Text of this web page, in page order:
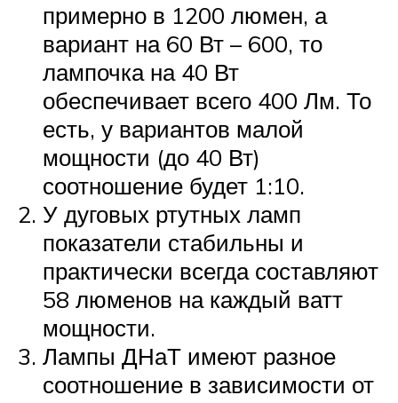
примерно в 1200 люмен, а
вариант на 60 Вт – 600, то
лампочка на 40 Вт
обеспечивает всего 400 Лм. То
есть, у вариантов малой
мощности (до 40 Вт)
соотношение будет 1:10.
У дуговых ртутных ламп
показатели стабильны и
практически всегда составляют
58 люменов на каждый ватт
мощности.
Лампы ДНаТ имеют разное
соотношение в зависимости от